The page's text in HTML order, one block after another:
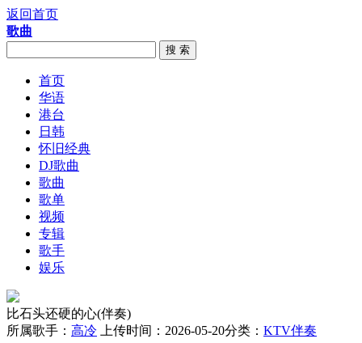
返回首页
歌曲
搜 索
首页
华语
港台
日韩
怀旧经典
DJ歌曲
歌曲
歌单
视频
专辑
歌手
娱乐
比石头还硬的心(伴奏)
所属歌手： 高冷 上传时间：2026-05-20分类： KTV伴奏